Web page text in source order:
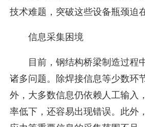
技术难题，突破这些设备瓶颈迫
信息采集困境
目前，钢结构桥梁制造过程
诸多问题。除焊接信息等少数环
外，大多数信息仍依赖人工输入
率低下，还容易出现错误。此外